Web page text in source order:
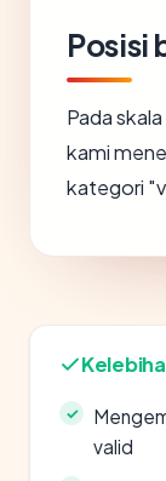
Posisi
Pada
kami
kategori
valid